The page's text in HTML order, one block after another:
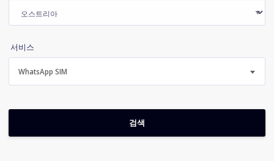
서비스
WhatsApp SIM